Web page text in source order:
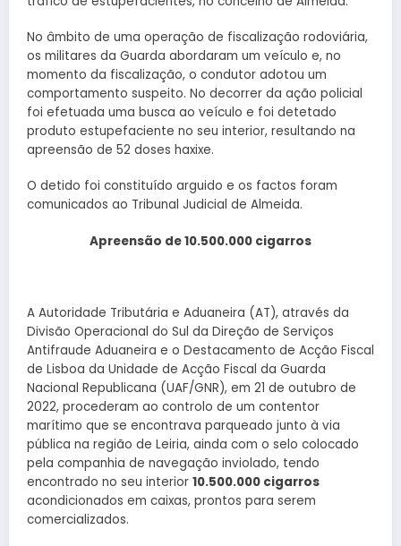
No âmbito de uma operação de fiscalização rodoviária,
os militares da Guarda abordaram um veículo e, no
momento da fiscalização, o condutor adotou um
comportamento suspeito. No decorrer da ação policial
foi efetuada uma busca ao veículo e foi detetado
produto estupefaciente no seu interior, resultando na
apreensão de 52 doses haxixe.
O detido foi constituído arguido e os factos foram
comunicados ao Tribunal Judicial de Almeida.
Apreensão de 10.500.000 cigarros
A Autoridade Tributária e Aduaneira (AT), através da
Divisão Operacional do Sul da Direção de Serviços
Antifraude Aduaneira e o Destacamento de Acção Fiscal
de Lisboa da Unidade de Acção Fiscal da Guarda
Nacional Republicana (UAF/GNR), em 21 de outubro de
2022, procederam ao controlo de um contentor
marítimo que se encontrava parqueado junto à via
pública na região de Leiria, ainda com o selo colocado
pela companhia de navegação inviolado, tendo
encontrado no seu interior 10.500.000 cigarros
acondicionados em caixas, prontos para serem
comercializados.